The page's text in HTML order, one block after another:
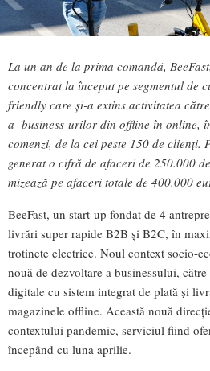
La un an de la prima comandă,
concentrat la început pe segmentul de
friendly care și-a extins activitatea
a business-urilor din offline în online,
comenzi, de la cei peste 150 de clienți.
generat o cifră de afaceri de 250.000
mizează pe afaceri totale de 400.000
BeeFast, un start-up fondat de 4
livrări super rapide B2B și B2C, în
trotinete electrice. Noul context socio-
nouă de dezvoltare a businessului,
digitale cu sistem integrat de plată și
magazinele offline. Această nouă
contextului pandemic, serviciul fiind
începând cu luna aprilie.